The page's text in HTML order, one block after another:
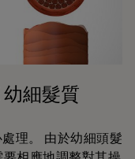
細髮質
理。 由於幼細頭髮